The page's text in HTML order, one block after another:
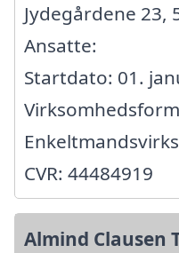
Jydegårdene 23,
Ansatte:
Startdato: 01.
CVR: 44484919
Almind Clausen